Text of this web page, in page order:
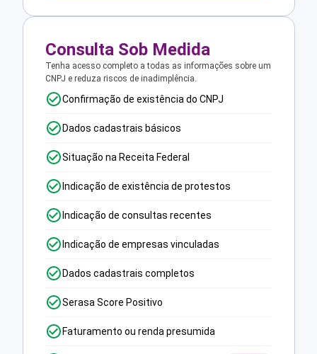
Consulta Sob Medida
Tenha acesso completo a todas as informações sobre um
CNPJ e reduza riscos de inadimplência.
Confirmação de existência do CNPJ
Dados cadastrais básicos
Situação na Receita Federal
Indicação de existência de protestos
Indicação de consultas recentes
Indicação de empresas vinculadas
Dados cadastrais completos
Serasa Score Positivo
Faturamento ou renda presumida